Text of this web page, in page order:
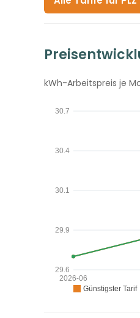
kWh-Arbeitspreis je